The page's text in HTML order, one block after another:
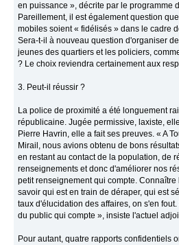
en puissance », décrite par le programme
Pareillement, il est également question
mobiles soient « fidélisés » dans le cadre
Sera-t-il à nouveau question d'organiser
jeunes des quartiers et les policiers,
? Le choix reviendra certainement aux
3. Peut-il réussir ?
La police de proximité a été longuement
républicaine. Jugée permissive, laxiste,
Pierre Havrin, elle a fait ses preuves. « A
Mirail, nous avions obtenu de bons
en restant au contact de la population, de
renseignements et donc d'améliorer nos
petit renseignement qui compte.
savoir qui est en train de déraper, qui est
taux d'élucidation des affaires, on s'en
du public qui compte », insiste l'actuel
Pour autant, quatre rapports confidentiels